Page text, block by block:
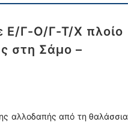
Ε/Γ-O/Γ-Τ/Χ πλοίο
στη Σάμο –
αλλοδαπής από τη θαλάσσια